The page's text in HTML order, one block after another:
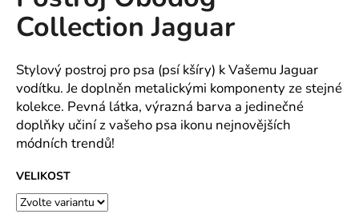
0,0
z
hvězdiček.
Collection Jaguar
Stylový postroj pro psa (psí kšíry) k Vašemu Jaguar
vodítku. Je doplněn metalickými komponenty ze stejné
kolekce. Pevná látka, výrazná barva a jedinečné
doplňky učiní z vašeho psa ikonu nejnovějších
módních trendů!
VELIKOST
a
j
í
t
?